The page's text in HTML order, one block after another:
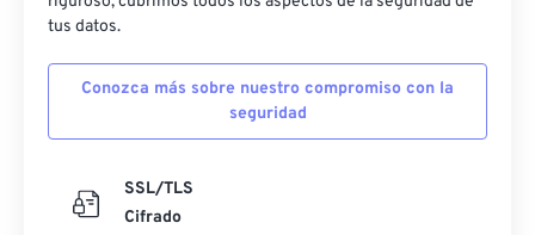
tus datos.
Conozca más sobre nuestro compromiso con la
seguridad
SSL/TLS
Cifrado